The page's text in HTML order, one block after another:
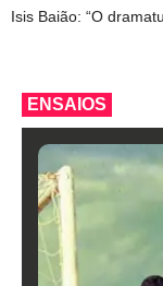
Isis Baião: “O
ENSAIOS